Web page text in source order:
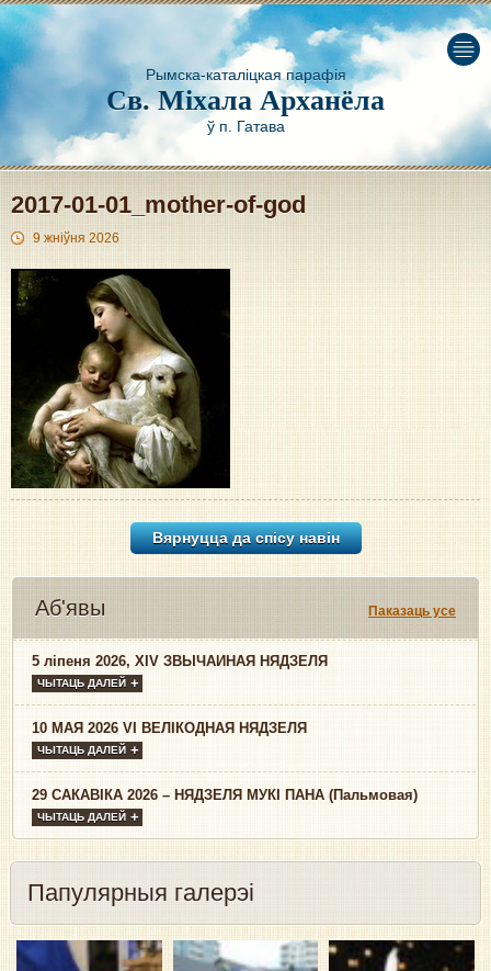
Рымска-каталіцкая парафія
Св. Міхала Арханёла
ў п. Гатава
2017-01-01_mother-of-god
9 жніўня 2026
Вярнуцца да спісу навiн
Паказаць усе
Аб'явы
5 ліпеня 2026, XIV ЗВЫЧАЙНАЯ НЯДЗЕЛЯ
ЧЫТАЦЬ ДАЛЕЙ
10 МАЯ 2026 VI ВЕЛІКОДНАЯ НЯДЗЕЛЯ
ЧЫТАЦЬ ДАЛЕЙ
29 САКАВІКА 2026 – НЯДЗЕЛЯ МУКІ ПАНА (Пальмовая)
ЧЫТАЦЬ ДАЛЕЙ
Папулярныя галерэі